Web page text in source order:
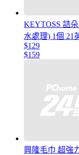
KEYTOSS 詰
水處理) 1個 21
$129
$159
興隆毛巾 超強